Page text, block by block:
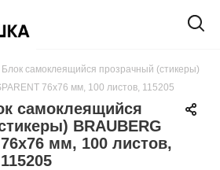
самоклеящийся прозрачный (стикеры)
76х76 мм, 100 листов, 115205
самоклеящийся
BRAUBERG
мм, 100 листов,
115205